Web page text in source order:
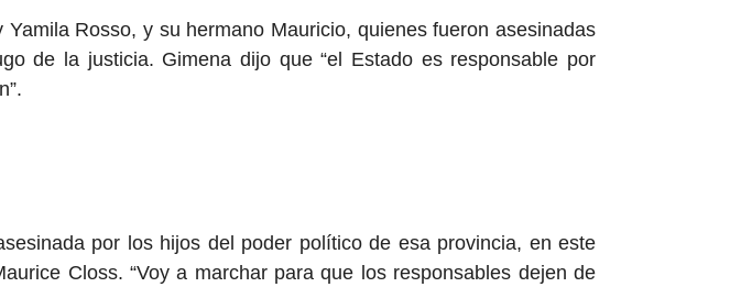
Rosso, y su hermano Mauricio, quienes fueron asesinadas
de la justicia. Gimena dijo que “el Estado es responsable por
por los hijos del poder político de esa provincia, en este
Closs. “Voy a marchar para que los responsables dejen de